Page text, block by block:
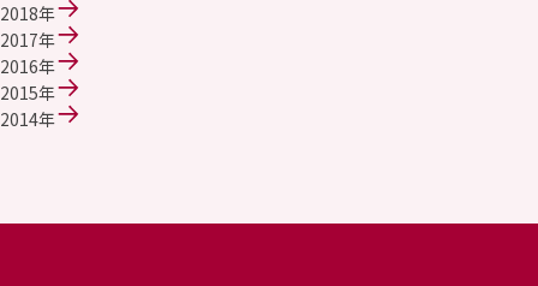
サステナビリティ
NAGASEグループのサステナビリティ
トップメッセージ
統合報告書
環境
2018年
2017年
2016年
2015年
2014年